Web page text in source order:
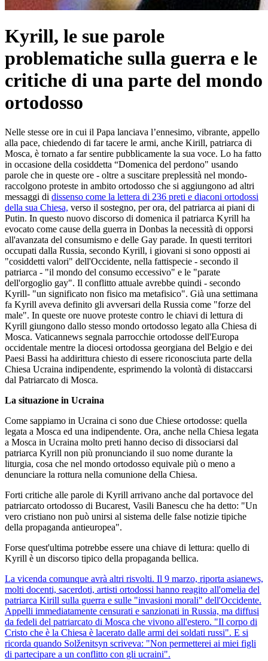
Kyrill, le sue parole
problematiche sulla guerra e le
critiche di una parte del mondo
ortodosso
Nelle stesse ore in cui il Papa lanciava l’ennesimo, vibrante, appello
alla pace, chiedendo di far tacere le armi, anche Kirill, patriarca di
Mosca, è tornato a far sentire pubblicamente la sua voce. Lo ha fatto
in occasione della cosiddetta “Domenica del perdono" usando
parole che in queste ore - oltre a suscitare preplessità nel mondo-
raccolgono proteste in ambito ortodosso che si aggiungono ad altri
messaggi di dissenso come la lettera di 236 preti e diaconi ortodossi
della sua Chiesa, verso il sostegno, per ora, del patriarca ai piani di
Putin. In questo nuovo discorso di domenica il patriarca Kyrill ha
evocato come cause della guerra in Donbas la necessità di opporsi
all'avanzata del consumismo e delle Gay parade. In questi territori
occupati dalla Russia, secondo Kyrill, i giovani si sono opposti ai
"cosiddetti valori" dell'Occidente, nella fattispecie - secondo il
patriarca - "il mondo del consumo eccessivo" e le "parate
dell'orgoglio gay". Il conflitto attuale avrebbe quindi - secondo
Kyrill- "un significato non fisico ma metafisico". Già una settimana
fa Kyrill aveva definito gli avversari della Russia come "forze del
male". In queste ore nuove proteste contro le chiavi di lettura di
Kyrill giungono dallo stesso mondo ortodosso legato alla Chiesa di
Mosca. Vaticannews segnala parrocchie ortodosse dell'Europa
occidentale mentre la diocesi ortodossa georgiana del Belgio e dei
Paesi Bassi ha addirittura chiesto di essere riconosciuta parte della
Chiesa Ucraina indipendente, esprimendo la volontà di distaccarsi
dal Patriarcato di Mosca.
La situazione in Ucraina
Come sappiamo in Ucraina ci sono due Chiese ortodosse: quella
legata a Mosca ed una indipendente. Ora, anche nella Chiesa legata
a Mosca in Ucraina molto preti hanno deciso di dissociarsi dal
patriarca Kyrill non più pronunciando il suo nome durante la
liturgia, cosa che nel mondo ortodosso equivale più o meno a
denunciare la rottura nella comunione della Chiesa.
Forti critiche alle parole di Kyrill arrivano anche dal portavoce del
patriarcato ortodosso di Bucarest, Vasili Banescu che ha detto: "Un
vero cristiano non può unirsi al sistema delle false notizie tipiche
della propaganda antieuropea".
Forse quest'ultima potrebbe essere una chiave di lettura: quello di
Kyrill è un discorso tipico della propaganda bellica.
La vicenda comunque avrà altri risvolti. Il 9 marzo, riporta asianews,
molti docenti, sacerdoti, artisti ortodossi hanno reagito all'omelia del
patriarca Kirill sulla guerra e sulle "invasioni morali" dell'Occidente.
Appelli immediatamente censurati e sanzionati in Russia, ma diffusi
da fedeli del patriarcato di Mosca che vivono all'estero. "Il corpo di
Cristo che è la Chiesa è lacerato dalle armi dei soldati russi". E si
ricorda quando Solženitsyn scriveva: "Non permetterei ai miei figli
di partecipare a un conflitto con gli ucraini".